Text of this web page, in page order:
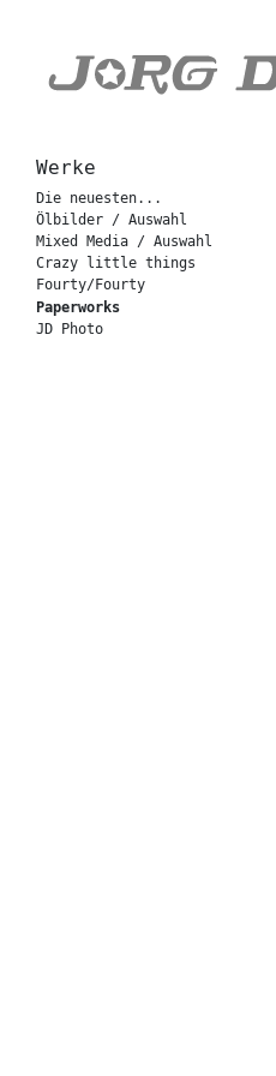
Werke
Die neuesten...
Ölbilder / Auswahl
Mixed Media / Auswahl
Crazy little things
Fourty/Fourty
Paperworks
JD Photo